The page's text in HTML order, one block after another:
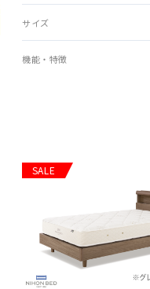
サイズ
機能・特徴
SALE